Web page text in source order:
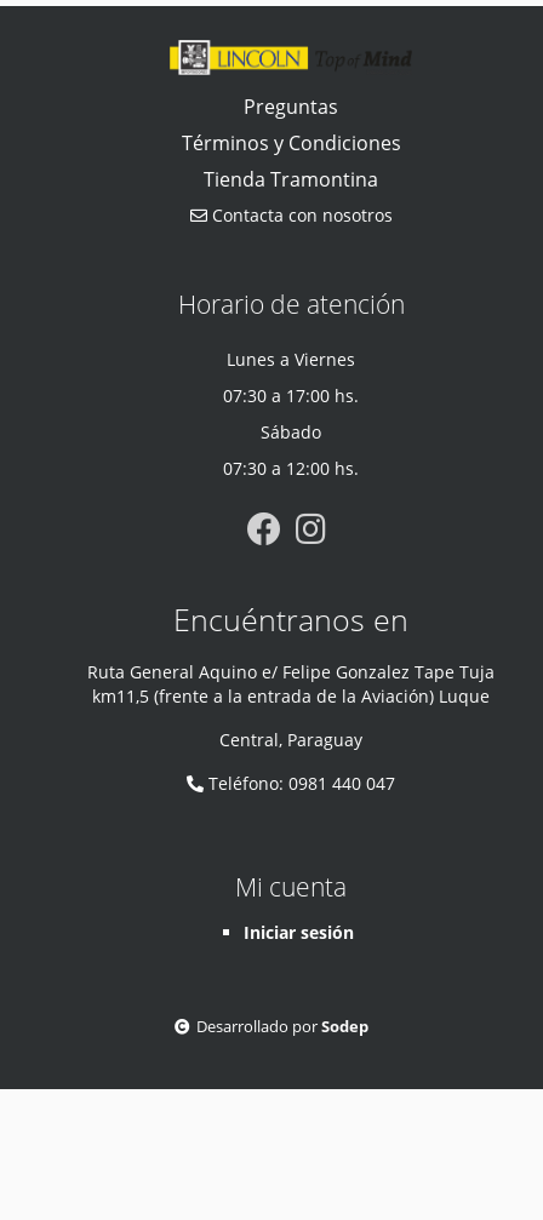
Preguntas
Términos y Condiciones
Tienda Tramontina
Contacta con nosotros
Horario de atención
Lunes a Viernes
07:30 a 17:00 hs.
Sábado
07:30 a 12:00 hs.
Encuéntranos en
Ruta General Aquino e/ Felipe Gonzalez Tape Tuja
km11,5 (frente a la entrada de la Aviación) Luque
Central, Paraguay
Teléfono:0981 440 047
Mi cuenta
Iniciar sesión
Desarrollado porSodep